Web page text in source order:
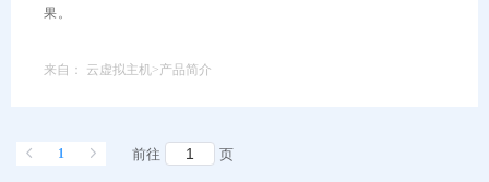
果。
来自： 云虚拟主机>产品简介
1 前往 页